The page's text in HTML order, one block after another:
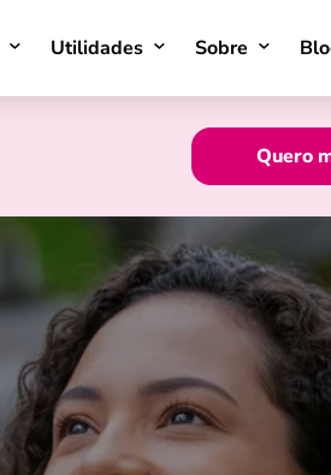
Utilidades Sobre
Quero